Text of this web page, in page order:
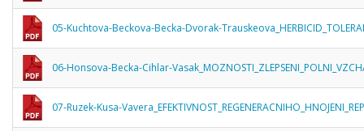
05-Kuchtova-Beckova-Becka-Dvorak-
06-Honsova-Becka-Cihlar-
07-Ruzek-Kusa-